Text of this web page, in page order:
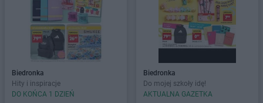
Biedronka
Hity i inspiracje
DO KOŃCA 1 DZIEŃ
Biedronka
Do mojej szkoły idę!
AKTUALNA GAZETKA